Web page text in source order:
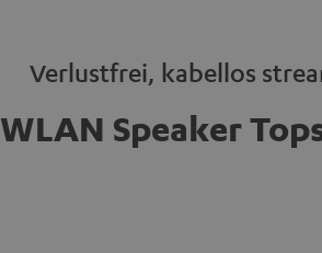
Verlustfrei, kabellos
WLAN Speaker